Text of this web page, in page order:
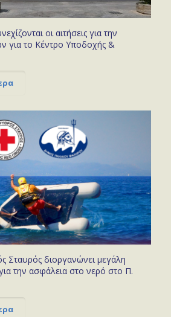
οι αιτήσεις για την
για το Κέντρο Υποδοχής &
Σταυρός διοργανώνει μεγάλη
την ασφάλεια στο νερό στο Π.